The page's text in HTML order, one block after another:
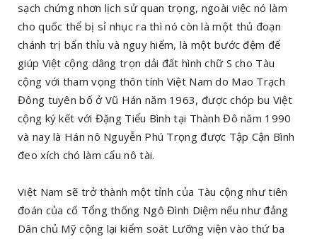
sạch chứng nhơn lịch sử quan trọng, ngoài việc nó làm
cho quốc thể bị sỉ nhục ra thì nó còn là một thủ đoạn
chánh trị bẩn thỉu và nguy hiểm, là một bước đệm để
giúp Việt cộng dâng trọn dải đất hình chữ S cho Tàu
cộng với tham vọng thôn tính Việt Nam do Mao Trạch
Đông tuyên bố ở Vũ Hán năm 1963, được chóp bu Việt
cộng ký kết với Đặng Tiểu Bình tại Thành Đô năm 1990
và nay là Hán nô Nguyễn Phú Trọng được Tập Cận Bình
đeo xích chó làm cẩu nô tài.
Việt Nam sẽ trở thành một tỉnh của Tàu cộng như tiên
đoán của cố Tổng thống Ngô Đình Diệm nếu như đảng
Dân chủ Mỹ cộng lại kiểm soát Lưỡng viện vào thứ ba